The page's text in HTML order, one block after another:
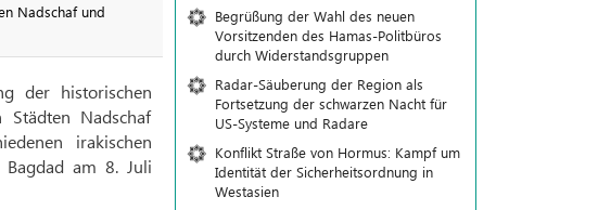
Nadschaf und
der historischen
Nadschaf
irakischen
am 8. Juli
Begrüßung der Wahl des neuen
Vorsitzenden des Hamas-Politbüros
durch Widerstandsgruppen
Radar-Säuberung der Region als
Fortsetzung der schwarzen Nacht für
US-Systeme und Radare
Konflikt Straße von Hormus: Kampf um
Identität der Sicherheitsordnung in
Westasien